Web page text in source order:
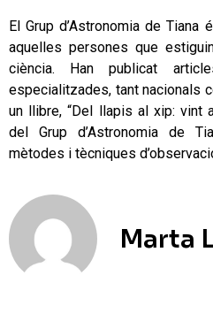
El Grup d’Astronomia de
aquelles persones que
ciència. Han publicat
especialitzades, tant nacionals
un llibre, “Del llapis al xip: vint
del Grup d’Astronomia de
mètodes i tècniques
Marta